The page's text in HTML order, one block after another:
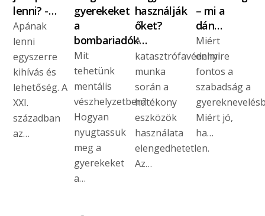
lenni? -…
Apának
lenni
egyszerre
kihívás és
lehetőség. A
XXI.
században
az…
gyerekeket
a
bombariadók…
Mit
tehetünk
mentális
vészhelyzetben?
Hogyan
nyugtassuk
meg a
gyerekeket
a…
használják
őket?
A
katasztrófavédelmi
munka
során a
hatékony
eszközök
használata
elengedhetetlen.
Az…
– mi a
dán…
Miért
ennyire
fontos a
szabadság a
Miért jó,
ha…